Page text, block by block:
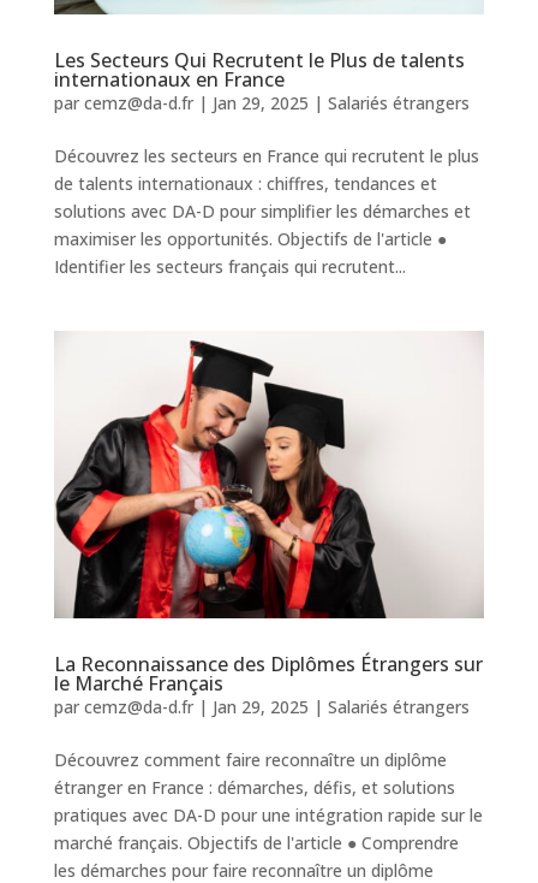
Les Secteurs Qui Recrutent le Plus de talents
internationaux en France
par cemz@da-d.fr| Jan 29, 2025 | Salariés étrangers
Découvrez les secteurs en France qui recrutent le plus
de talents internationaux : chiffres, tendances et
solutions avec DA-D pour simplifier les démarches et
maximiser les opportunités. Objectifs de l'article ●
Identifier les secteurs français qui recrutent...
La Reconnaissance des Diplômes Étrangers sur
le Marché Français
par cemz@da-d.fr| Jan 29, 2025 | Salariés étrangers
Découvrez comment faire reconnaître un diplôme
étranger en France : démarches, défis, et solutions
pratiques avec DA-D pour une intégration rapide sur le
marché français. Objectifs de l'article ● Comprendre
les démarches pour faire reconnaître un diplôme